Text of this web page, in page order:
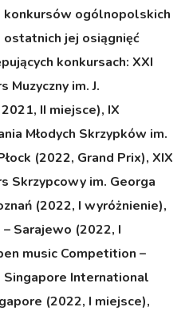
konkursów ogólnopolskich
ostatnich jej osiągnięć
konkursach: XXI
Muzyczny im. J.
II miejsce), IX
Młodych Skrzypków im.
(2022, Grand Prix), XIX
Skrzypcowy im. Georga
(2022, I wyróżnienie),
Sarajewo (2022, I
music Competition –
Singapore International
(2022, I miejsce),